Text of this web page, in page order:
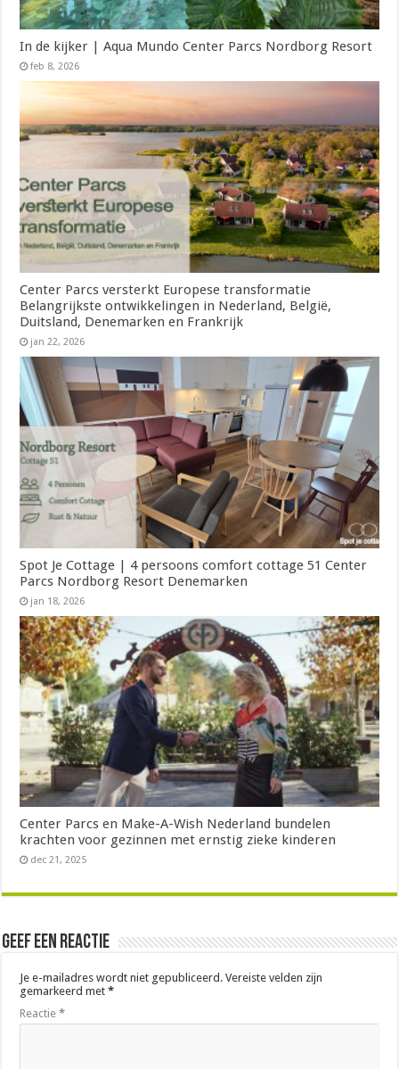
In de kijker | Aqua Mundo Center Parcs Nordborg Resort
feb 8, 2026
Center Parcs versterkt Europese transformatie
Belangrijkste ontwikkelingen in Nederland, België,
Duitsland, Denemarken en Frankrijk
jan 22, 2026
Spot Je Cottage | 4 persoons comfort cottage 51 Center
Parcs Nordborg Resort Denemarken
jan 18, 2026
Center Parcs en Make-A-Wish Nederland bundelen
krachten voor gezinnen met ernstig zieke kinderen
dec 21, 2025
Geef een reactie
Je e-mailadres wordt niet gepubliceerd. Vereiste velden zijn
gemarkeerd met*
Reactie*